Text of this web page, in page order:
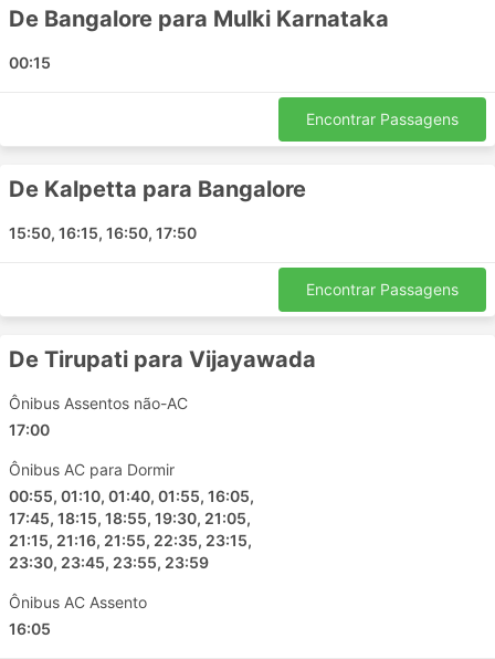
Tada
Ghatkesar
Gundugolanu
Nellore
Madanapalli
Mangalore
Katpadi Tamil Nadu
Nandaluru
Tirupati
Kazhakkoottam
Yelamanchili
De Bangalore para Mulki Karnataka
00:15
Encontrar Passagens
De Kalpetta para Bangalore
15:50, 16:15, 16:50, 17:50
Encontrar Passagens
De Tirupati para Vijayawada
Ônibus Assentos não-AC
17:00
Ônibus AC para Dormir
00:55, 01:10, 01:40, 01:55, 16:05,
17:45, 18:15, 18:55, 19:30, 21:05,
21:15, 21:16, 21:55, 22:35, 23:15,
23:30, 23:45, 23:55, 23:59
Ônibus AC Assento
16:05